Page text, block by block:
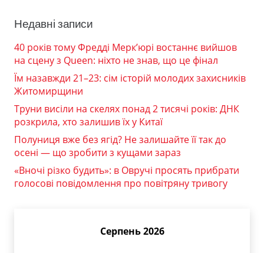
Недавні записи
40 років тому Фредді Мерк’юрі востаннє вийшов
на сцену з Queen: ніхто не знав, що це фінал
Їм назавжди 21–23: сім історій молодих захисників
Житомирщини
Труни висіли на скелях понад 2 тисячі років: ДНК
розкрила, хто залишив їх у Китаї
Полуниця вже без ягід? Не залишайте її так до
осені — що зробити з кущами зараз
«Вночі різко будить»: в Овручі просять прибрати
голосові повідомлення про повітряну тривогу
Серпень 2026